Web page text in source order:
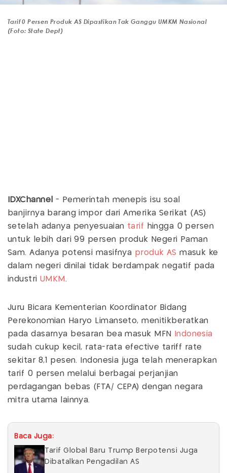
Tarif 0 Persen Produk AS Dipastikan Tak Ganggu UMKM Nasional
(Foto: State Dept)
IDXChannel
- Pemerintah menepis isu soal
banjirnya barang impor dari Amerika Serikat (AS)
setelah adanya penyesuaian tarif hingga 0 persen
untuk lebih dari 99 persen produk Negeri Paman
Sam. Adanya potensi masifnya produk AS masuk ke
dalam negeri dinilai tidak berdampak negatif pada
industri UMKM .
Juru Bicara Kementerian Koordinator Bidang
Perekonomian Haryo Limanseto, menitikberatkan
pada dasarnya besaran bea masuk MFN
Indonesia
sudah cukup kecil, rata-rata efective tariff rate
sekitar 8,1 pesen. Indonesia juga telah menerapkan
tarif 0 persen melalui berbagai perjanjian
perdagangan bebas (FTA/ CEPA) dengan negara
mitra utama lainnya.
Baca Juga:
Tarif Global Baru Trump Berpotensi Juga
Dibatalkan Pengadilan AS